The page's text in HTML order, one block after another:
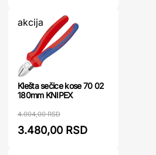
akcija
Klešta sečice kose 70 02
180mm KNIPEX
4.004,00 RSD
3.480,00 RSD